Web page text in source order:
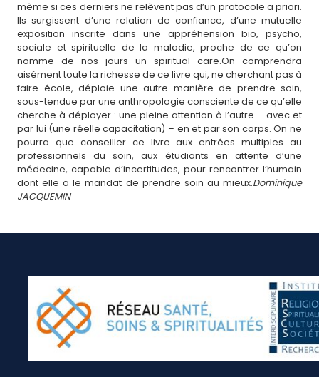
même si ces derniers ne relèvent pas d’un protocole a priori.
Ils surgissent d’une relation de confiance, d’une mutuelle
exposition inscrite dans une appréhension bio, psycho,
sociale et spirituelle de la maladie, proche de ce qu’on
nomme de nos jours un spiritual care.On comprendra
aisément toute la richesse de ce livre qui, ne cherchant pas à
faire école, déploie une autre manière de prendre soin,
sous-tendue par une anthropologie consciente de ce qu’elle
cherche à déployer : une pleine attention à l’autre – avec et
par lui (une réelle capacitation) – en et par son corps. On ne
pourra que conseiller ce livre aux entrées multiples au
professionnels du soin, aux étudiants en attente d’une
médecine, capable d’incertitudes, pour rencontrer l’humain
dont elle a le mandat de prendre soin au mieux.Dominique
JACQUEMIN